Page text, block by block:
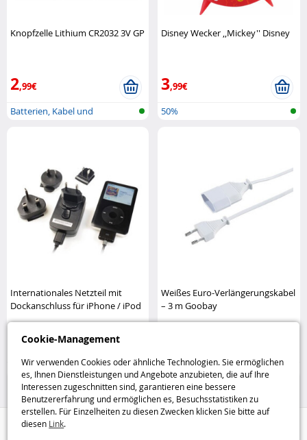
Cookie-Management
Wir verwenden Cookies oder ähnliche Technologien. Sie ermöglichen
es, Ihnen Dienstleistungen und Angebote anzubieten, die auf Ihre
Interessen zugeschnitten sind, garantieren eine bessere
Benutzererfahrung und ermöglichen es, Besuchsstatistiken zu
erstellen. Für Einzelheiten zu diesen Zwecken klicken Sie bitte auf
diesen Link.
Knopfzelle Lithium CR2032 3V GP
2,99€
Batterien, Kabel und
Disney Wecker ,,Mickey'' Disney
3,99€
50%
Internationales Netzteil mit
Dockanschluss für iPhone / iPod
Kensington
,95€
50%
Weißes Euro-Verlängerungskabel
– 3 m Goobay
Batterien, Kabel und
Ladegeräte
Hilfe / Kontakt